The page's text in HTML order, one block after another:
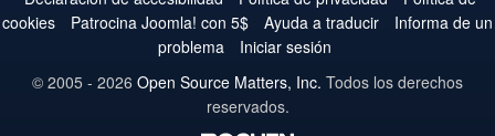
cookies
Patrocina Joomla! con 5$ Ayuda a traducir
Informa de un
problema
Iniciar sesión
© 2005 - 2026 Open Source Matters, Inc. Todos los derechos
reservados.